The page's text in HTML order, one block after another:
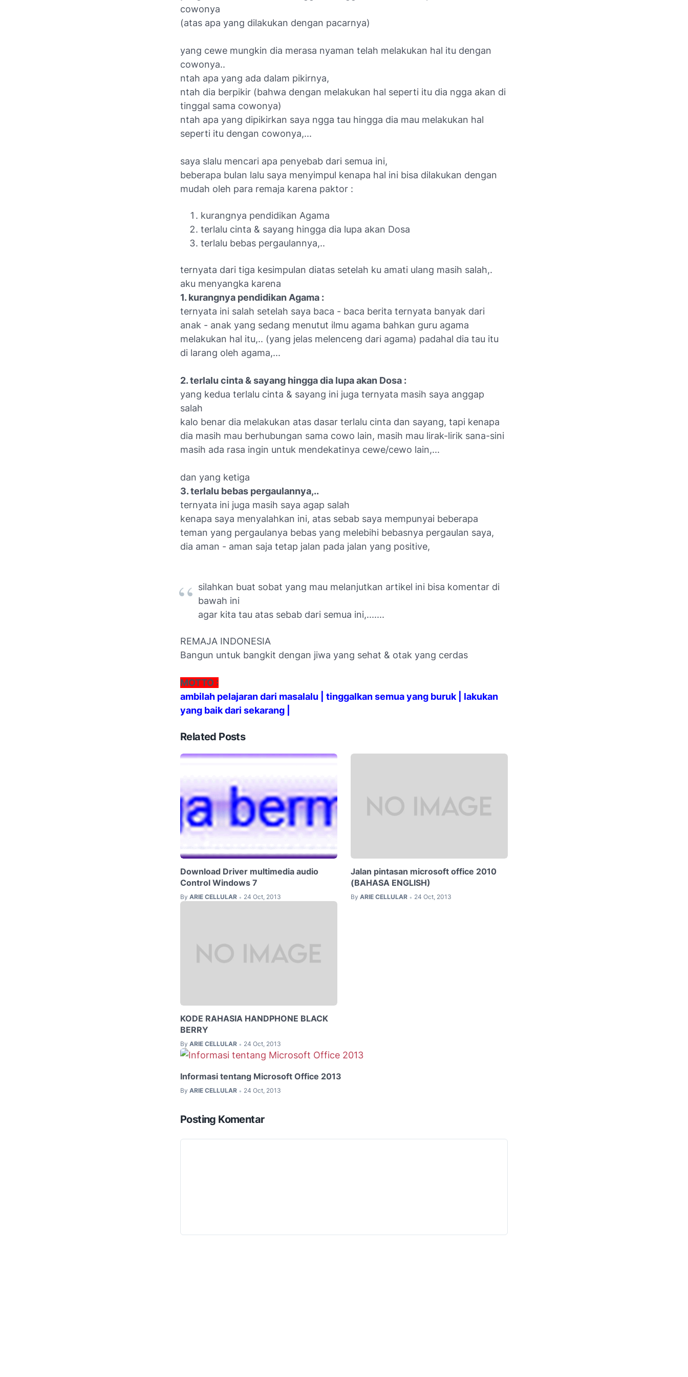
cowonya
(atas apa yang dilakukan dengan pacarnya)
yang cewe mungkin dia merasa nyaman telah melakukan hal itu dengan
cowonya..
ntah apa yang ada dalam pikirnya,
ntah dia berpikir (bahwa dengan melakukan hal seperti itu dia ngga akan di
tinggal sama cowonya)
ntah apa yang dipikirkan saya ngga tau hingga dia mau melakukan hal
seperti itu dengan cowonya,...
saya slalu mencari apa penyebab dari semua ini,
beberapa bulan lalu saya menyimpul kenapa hal ini bisa dilakukan dengan
mudah oleh para remaja karena paktor :
kurangnya pendidikan Agama
terlalu cinta & sayang hingga dia lupa akan Dosa
terlalu bebas pergaulannya,..
ternyata dari tiga kesimpulan diatas setelah ku amati ulang masih salah,.
aku menyangka karena
1. kurangnya pendidikan Agama :
ternyata ini salah setelah saya baca - baca berita ternyata banyak dari
anak - anak yang sedang menutut ilmu agama bahkan guru agama
melakukan hal itu,.. (yang jelas melenceng dari agama) padahal dia tau itu
di larang oleh agama,...
2. terlalu cinta & sayang hingga dia lupa akan Dosa :
yang kedua terlalu cinta & sayang ini juga ternyata masih saya anggap
salah
kalo benar dia melakukan atas dasar terlalu cinta dan sayang, tapi kenapa
dia masih mau berhubungan sama cowo lain, masih mau lirak-lirik sana-sini
masih ada rasa ingin untuk mendekatinya cewe/cewo lain,...
dan yang ketiga
3. terlalu bebas pergaulannya,..
ternyata ini juga masih saya agap salah
kenapa saya menyalahkan ini, atas sebab saya mempunyai beberapa
teman yang pergaulanya bebas yang melebihi bebasnya pergaulan saya,
dia aman - aman saja tetap jalan pada jalan yang positive,
silahkan buat sobat yang mau melanjutkan artikel ini bisa komentar di
bawah ini
agar kita tau atas sebab dari semua ini,.......
REMAJA INDONESIA
Bangun untuk bangkit dengan jiwa yang sehat & otak yang cerdas
MOTTO :
ambilah pelajaran dari masalalu | tinggalkan semua yang buruk | lakukan
yang baik dari sekarang |
Related Posts
Download Driver multimedia audio
Control Windows 7
By ARIE CELLULAR • 24 Oct, 2013
Jalan pintasan microsoft office 2010
(BAHASA ENGLISH)
By ARIE CELLULAR • 24 Oct, 2013
KODE RAHASIA HANDPHONE BLACK
BERRY
By ARIE CELLULAR • 24 Oct, 2013
Informasi tentang Microsoft Office 2013
By ARIE CELLULAR • 24 Oct, 2013
Posting Komentar